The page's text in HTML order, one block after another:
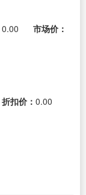
0.00
市场价：
折扣价： 0.00